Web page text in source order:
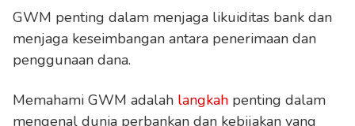
GWM penting dalam menjaga likuiditas bank dan
menjaga keseimbangan antara penerimaan dan
penggunaan dana.
Memahami GWM adalah langkah penting dalam
mengenal dunia perbankan dan kebijakan yang